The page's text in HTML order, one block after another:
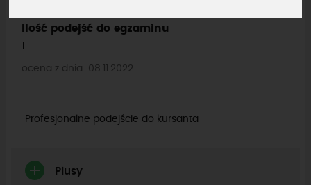
Ilość podejść do egzaminu
1
ocena z dnia: 08.11.2022
Profesjonalne podejście do kursanta
Plusy